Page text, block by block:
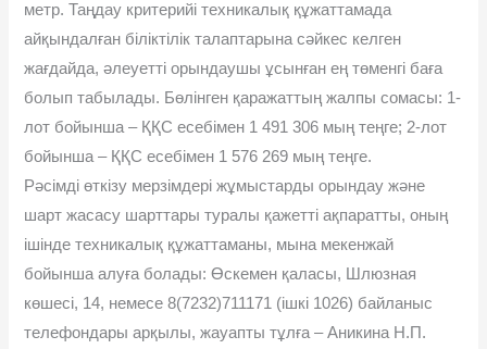
метр. Таңдау критерийі техникалық құжаттамада
айқындалған біліктілік талаптарына сәйкес келген
жағдайда, әлеуетті орындаушы ұсынған ең төменгі баға
болып табылады. Бөлінген қаражаттың жалпы сомасы: 1-
лот бойынша – ҚҚС есебімен 1 491 306 мың теңге; 2-лот
бойынша – ҚҚС есебімен 1 576 269 мың теңге.
Рәсімді өткізу мерзімдері жұмыстарды орындау және
шарт жасасу шарттары туралы қажетті ақпаратты, оның
ішінде техникалық құжаттаманы, мына мекенжай
бойынша алуға болады: Өскемен қаласы, Шлюзная
көшесі, 14, немесе 8(7232)711171 (ішкі 1026) байланыс
телефондары арқылы, жауапты тұлға – Аникина Н.П.